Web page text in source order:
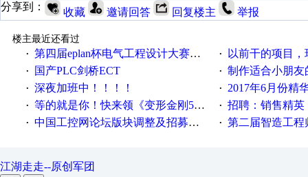
分享到：
收藏 邀请回答 回复楼主 举报
楼主最近还看过
· 第四届eplan杯电气工程设计大赛报名啦！！！ · 以前干的项目，现在不
· 国产PLC剑桥ECT · 制作适合小朋友
· 深夜加班中！！！！ · 2017年6月份精
· 等的就是你！快来领《变形金刚5》观影券 · 招聘：销售精英
· 中国工控网论坛版块调整及招募版主公告 · 第二届智造工程师节
江湖走走--原创军团